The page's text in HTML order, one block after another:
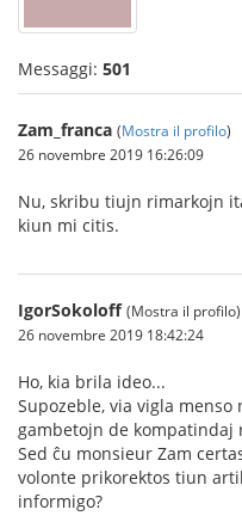
Messaggi: 501
Zam_franca (Mostra il profilo)
26 novembre 2019 16:26:09
Nu, skribu tiujn rimarkojn
kiun mi citis.
IgorSokoloff (Mostra il profilo)
26 novembre 2019 18:42:24
Ho, kia brila ideo...
Supozeble, via vigla
gambetojn de kompatindaj
Sed ĉu monsieur Zam
volonte prikorektos tiun
informigo?